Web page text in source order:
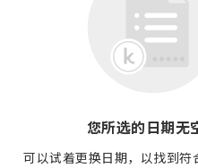
您所选的日期无
可以试着更换日期，以找到符